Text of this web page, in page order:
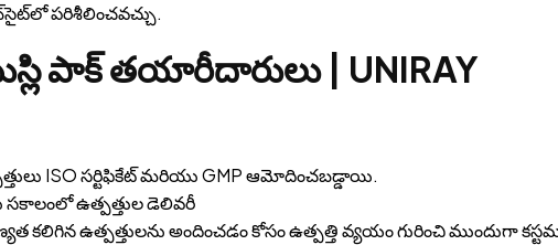
పరిశీలించవచ్చు.
పాక్ తయారీదారులు | UNIRAY
ISO సర్టిఫికేట్ మరియు GMP ఆమోదించబడ్డాయి.
ఉత్పత్తుల డెలివరీ
ఉత్పత్తులను అందించడం కోసం ఉత్పత్తి వ్యయం గురించి ముందుగా